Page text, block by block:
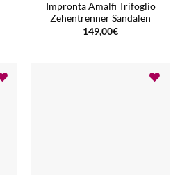
Impronta Amalfi Trifoglio
Zehentrenner Sandalen
149,00€